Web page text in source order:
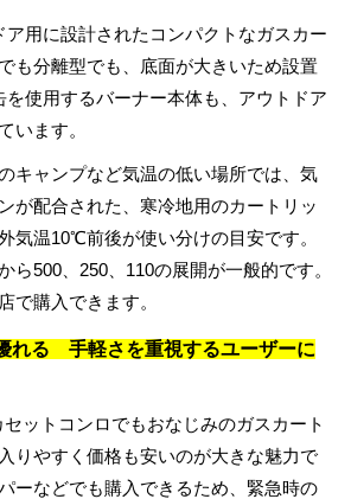
用に設計されたコンパクトなガスカー
も分離型でも、底面が大きいため設置
を使用するバーナー本体も、アウトドア
います。
キャンプなど気温の低い場所では、気
が配合された、寒冷地用のカートリッ
気温10℃前後が使い分けの目安です。
ら500、250、110の展開が一般的です。
で購入できます。
れる 手軽さを重視するユーザーに
ットコンロでもおなじみのガスカート
りやすく価格も安いのが大きな魅力で
ーなどでも購入できるため、緊急時の